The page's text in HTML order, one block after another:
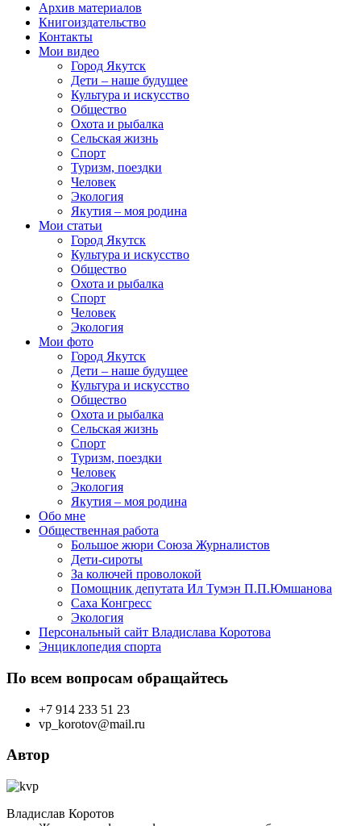
Архив материалов
Книгоиздательство
Контакты
Мои видео
Город Якутск
Дети – наше будущее
Культура и искусство
Общество
Охота и рыбалка
Сельская жизнь
Спорт
Туризм, поездки
Человек
Экология
Якутия – моя родина
Мои статьи
Город Якутск
Культура и искусство
Общество
Охота и рыбалка
Спорт
Человек
Экология
Мои фото
Город Якутск
Дети – наше будущее
Культура и искусство
Общество
Охота и рыбалка
Сельская жизнь
Спорт
Туризм, поездки
Человек
Экология
Якутия – моя родина
Обо мне
Общественная работа
Большое жюри Союза Журналистов
Дети-сироты
За колючей проволокой
Помощник депутата Ил Тумэн П.П.Юмшанова
Саха Конгресс
Экология
Персональный сайт Владислава Коротова
Энциклопедия спорта
По всем вопросам обращайтесь
+7 914 233 51 23
vp_korotov@mail.ru
Автор
Владислав Коротов